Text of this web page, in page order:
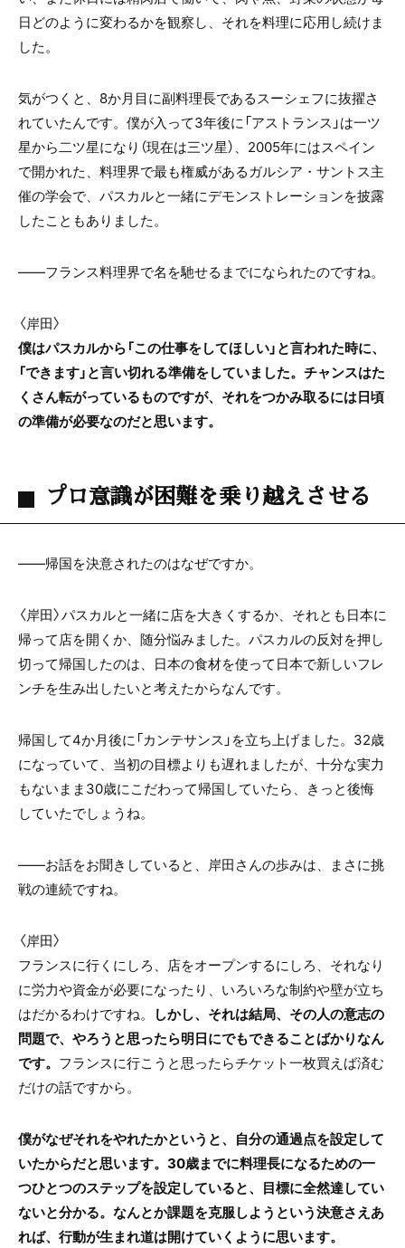
日どのように変わるかを観察し、それを料理に応用し続けま
した。
気がつくと、8か月目に副料理長であるスーシェフに抜擢さ
れていたんです。僕が入って3年後に「アストランス」は一ツ
星から二ツ星になり（現在は三ツ星）、2005年にはスペイン
で開かれた、料理界で最も権威があるガルシア・サントス主
催の学会で、パスカルと一緒にデモンストレーションを披露
したこともありました。
――フランス料理界で名を馳せるまでになられたのですね。
〈岸田〉
僕はパスカルから「この仕事をしてほしい」と言われた時に、
「できます」と言い切れる準備をしていました。チャンスはた
くさん転がっているものですが、それをつかみ取るには日頃
の準備が必要なのだと思います。
プロ意識が困難を乗り越えさせる
――帰国を決意されたのはなぜですか。
〈岸田〉パスカルと一緒に店を大きくするか、それとも日本に
帰って店を開くか、随分悩みました。パスカルの反対を押し
切って帰国したのは、日本の食材を使って日本で新しいフレ
ンチを生み出したいと考えたからなんです。
帰国して4か月後に「カンテサンス」を立ち上げました。32歳
になっていて、当初の目標よりも遅れましたが、十分な実力
もないまま30歳にこだわって帰国していたら、きっと後悔
していたでしょうね。
――お話をお聞きしていると、岸田さんの歩みは、まさに挑
戦の連続ですね。
〈岸田〉
フランスに行くにしろ、店をオープンするにしろ、それなり
に労力や資金が必要になったり、いろいろな制約や壁が立ち
はだかるわけですね。 しかし、それは結局、その人の意志の
問題で、やろうと思ったら明日にでもできることばかりなん
です。 フランスに行こうと思ったらチケット一枚買えば済む
だけの話ですから。
僕がなぜそれをやれたかというと、自分の通過点を設定して
いたからだと思います。30歳までに料理長になるための一
つひとつのステップを設定していると、目標に全然達してい
ないと分かる。なんとか課題を克服しようという決意さえあ
れば、行動が生まれ道は開けていくように思います。